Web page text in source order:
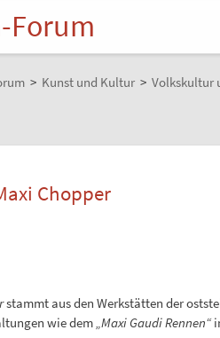
Forum
> Kunst und Kultur > Volkskultur
Chopper
stammt aus den Werkstätten der
wie dem„Maxi Gaudi Rennen“